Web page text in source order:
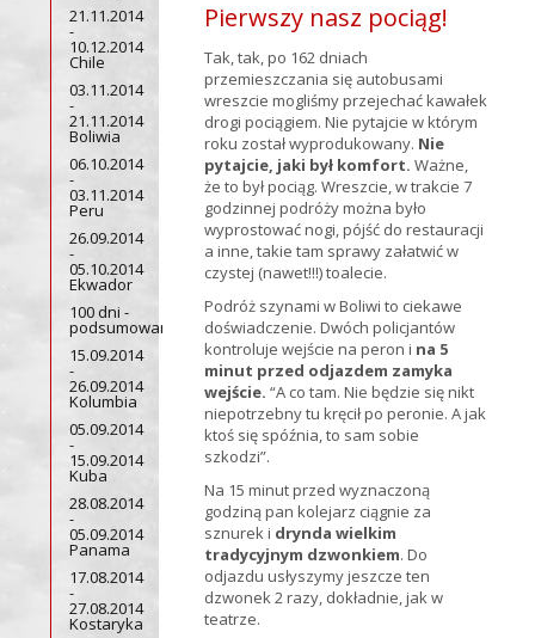
21.11.2014
-
10.12.2014
Chile
03.11.2014
-
21.11.2014
Boliwia
06.10.2014
-
03.11.2014
Peru
26.09.2014
-
05.10.2014
Ekwador
100 dni -
podsumowanie
15.09.2014
-
26.09.2014
Kolumbia
05.09.2014
-
15.09.2014
Kuba
28.08.2014
-
05.09.2014
Panama
17.08.2014
-
27.08.2014
Kostaryka
Pierwszy nasz pociąg!
Tak, tak, po 162 dniach
przemieszczania się autobusami
wreszcie mogliśmy przejechać kawałek
drogi pociągiem. Nie pytajcie w którym
roku został wyprodukowany. Nie
pytajcie, jaki był komfort. Ważne,
że to był pociąg. Wreszcie, w trakcie 7
godzinnej podróży można było
wyprostować nogi, pójść do restauracji
a inne, takie tam sprawy załatwić w
czystej (nawet!!!) toalecie.
Podróż szynami w Boliwi to ciekawe
doświadczenie. Dwóch policjantów
kontroluje wejście na peron i na 5
minut przed odjazdem zamyka
wejście. “A co tam. Nie będzie się nikt
niepotrzebny tu kręcił po peronie. A jak
ktoś się spóźnia, to sam sobie
szkodzi”.
Na 15 minut przed wyznaczoną
godziną pan kolejarz ciągnie za
sznurek i drynda wielkim
tradycyjnym dzwonkiem. Do
odjazdu usłyszymy jeszcze ten
dzwonek 2 razy, dokładnie, jak w
teatrze.